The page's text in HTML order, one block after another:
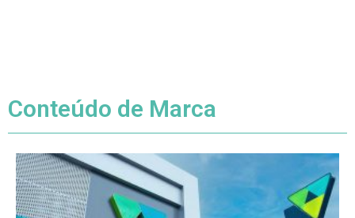
Conteúdo de Marca